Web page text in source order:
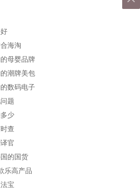
海淘
母婴品牌
潮牌美包
数码电子
题
少
查
官
的国货
乐高产品
宝